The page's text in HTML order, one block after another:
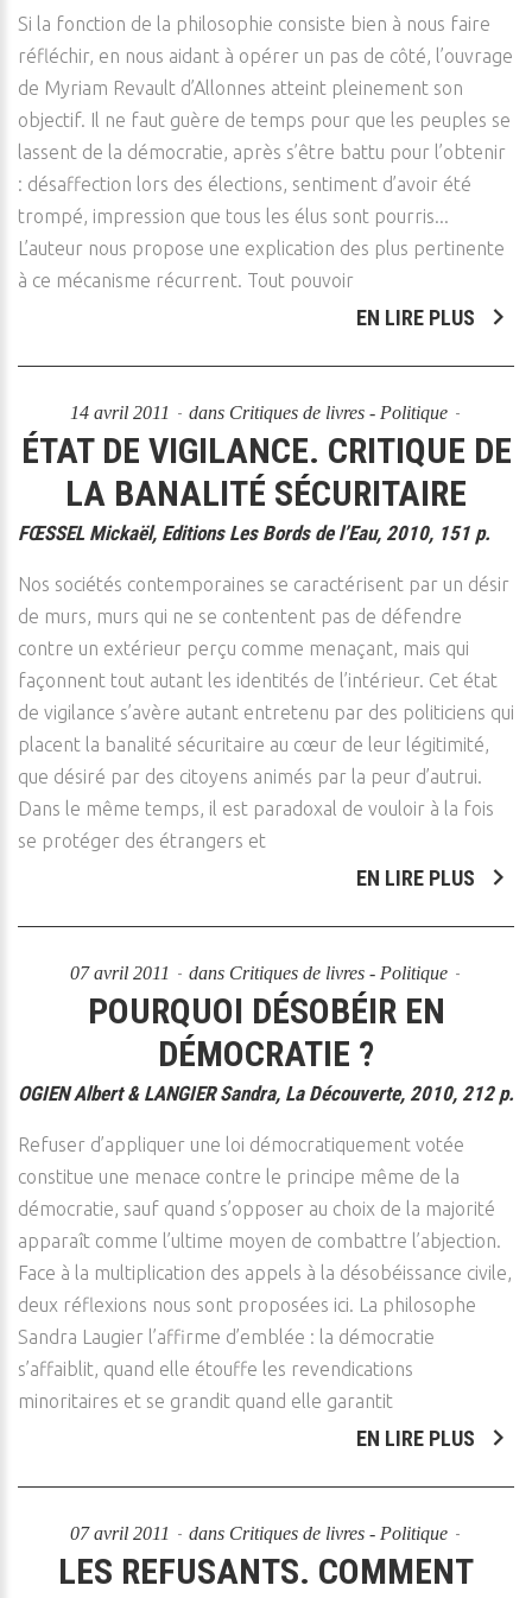
Si la fonction de la philosophie consiste bien à nous faire
réfléchir, en nous aidant à opérer un pas de côté, l’ouvrage
de Myriam Revault d’Allonnes atteint pleinement son
objectif. Il ne faut guère de temps pour que les peuples se
lassent de la démocratie, après s’être battu pour l’obtenir
: désaffection lors des élections, sentiment d’avoir été
trompé, impression que tous les élus sont pourris...
L’auteur nous propose une explication des plus pertinente
à ce mécanisme récurrent. Tout pouvoir
EN LIRE PLUS
14 avril 2011 dans Critiques de livres - Politique
ÉTAT DE VIGILANCE. CRITIQUE DE
LA BANALITÉ SÉCURITAIRE
FŒSSEL Mickaël, Editions Les Bords de l’Eau, 2010, 151 p.
Nos sociétés contemporaines se caractérisent par un désir
de murs, murs qui ne se contentent pas de défendre
contre un extérieur perçu comme menaçant, mais qui
façonnent tout autant les identités de l’intérieur. Cet état
de vigilance s’avère autant entretenu par des politiciens qui
placent la banalité sécuritaire au cœur de leur légitimité,
que désiré par des citoyens animés par la peur d’autrui.
Dans le même temps, il est paradoxal de vouloir à la fois
se protéger des étrangers et
EN LIRE PLUS
07 avril 2011 dans Critiques de livres - Politique
POURQUOI DÉSOBÉIR EN
DÉMOCRATIE ?
OGIEN Albert & LANGIER Sandra, La Découverte, 2010, 212 p.
Refuser d’appliquer une loi démocratiquement votée
constitue une menace contre le principe même de la
démocratie, sauf quand s’opposer au choix de la majorité
apparaît comme l’ultime moyen de combattre l’abjection.
Face à la multiplication des appels à la désobéissance civile,
deux réflexions nous sont proposées ici. La philosophe
Sandra Laugier l’affirme d’emblée : la démocratie
s’affaiblit, quand elle étouffe les revendications
minoritaires et se grandit quand elle garantit
EN LIRE PLUS
07 avril 2011 dans Critiques de livres - Politique
LES REFUSANTS. COMMENT